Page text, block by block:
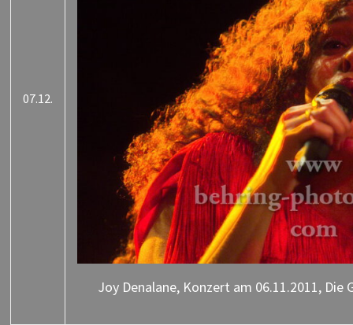
07.12.
Joy Denalane, Konzert am 06.11.2011, Die